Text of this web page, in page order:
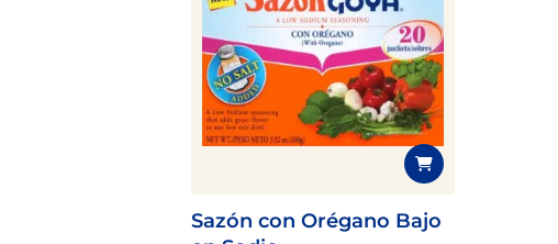
Sazón con Orégano Bajo